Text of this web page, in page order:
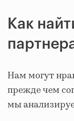
Как
Нам могут
прежде чем
мы